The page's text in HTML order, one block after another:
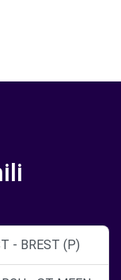
- BREST (P)